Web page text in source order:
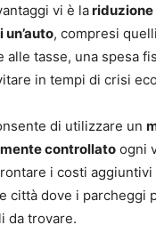
vi è la
, compresi
alle tasse, una spesa
in tempi di crisi
di utilizzare un
controllato ogni
i costi
città dove i parcheggi
da trovare.